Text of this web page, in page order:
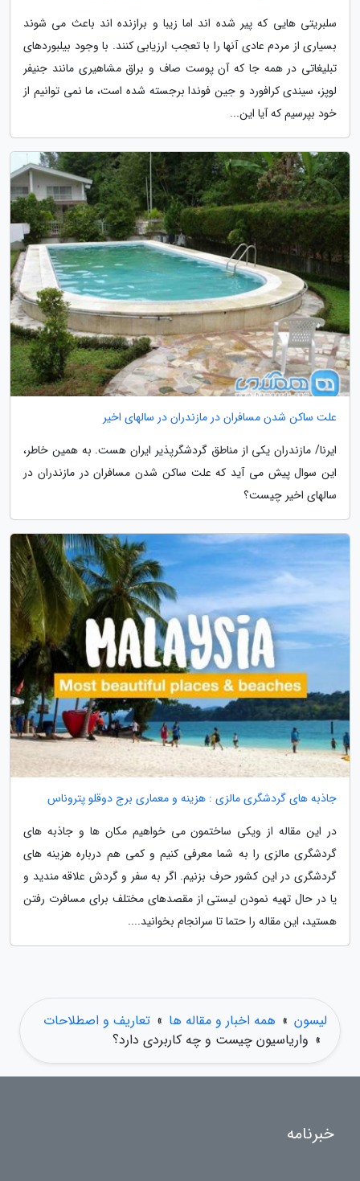
سلبریتی هایی که پیر شده اند اما زیبا و برازنده اند باعث می شوند
بسیاری از مردم عادی آنها را با تعجب ارزیابی کنند. با وجود بیلبوردهای
تبلیغاتی در همه جا که آن پوست صاف و براق مشاهیری مانند جنیفر
لوپز، سیندی کرافورد و جین فوندا برجسته شده است، ما نمی توانیم از
خود بپرسیم که آیا این...
علت ساکن شدن مسافران در مازندران در سالهای اخیر
ایرنا/ مازندران یکی از مناطق گردشگرپذیر ایران هست. به همین خاطر،
این سوال پیش می آید که علت ساکن شدن مسافران در مازندران در
سالهای اخیر چیست؟
جاذبه های گردشگری مالزی : هزینه و معماری برج دوقلو پتروناس
در این مقاله از ویکی ساختمون می خواهیم مکان ها و جاذبه های
گردشگری مالزی را به شما معرفی کنیم و کمی هم درباره هزینه های
گردشگری در این کشور حرف بزنیم. اگر به سفر و گردش علاقه مندید و
یا در حال تهیه نمودن لیستی از مقصدهای مختلف برای مسافرت رفتن
هستید، این مقاله را حتما تا سرانجام بخوانید....
لیسون » همه اخبار و مقاله ها » تعاریف و اصطلاحات
» واریاسیون چیست و چه کاربردی دارد؟
خبرنامه